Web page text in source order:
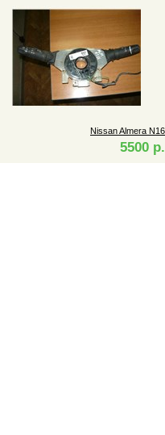
Nissan Almera N16
5500 р.